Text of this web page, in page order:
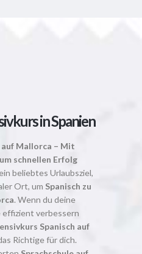
in Spanien
auf Mallorca – Mit
schnellen Erfolg
beliebtes Urlaubsziel,
Ort, um Spanisch zu
. Wenn du deine
effizient verbessern
Spanisch auf
Richtige für dich.